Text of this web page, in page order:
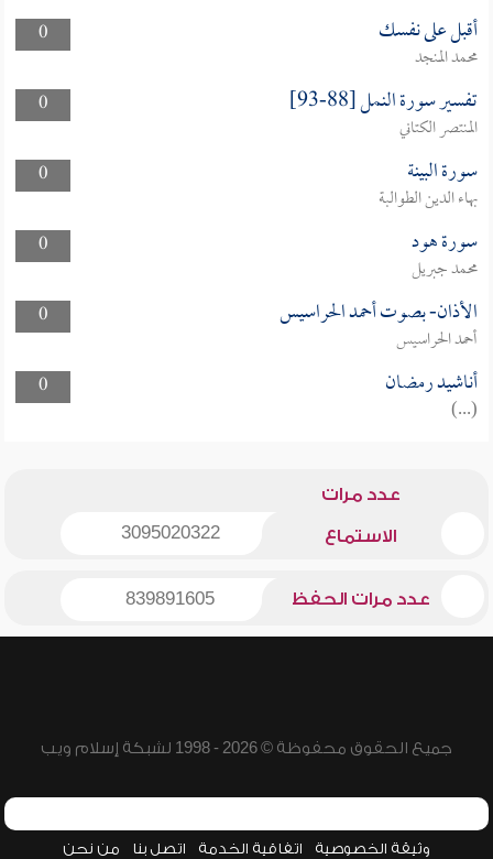
0 أقبل على نفسك
محمد المنجد
0
تفسير سورة النمل [88-93]
المنتصر الكتاني
0
سورة البينة
بهاء الدين الطوالبة
0
سورة هود
محمد جبريل
0
الأذان- بصوت أحمد الحراسيس
أحمد الحراسيس
0
أناشيد رمضان
(...)
عدد مرات
الاستماع 3095020322
عدد مرات الحفظ 839891605
جميع الحقوق محفوظة © 2026 - 1998 لشبكة إسلام ويب
وثيقة الخصوصية اتفاقية الخدمة اتصل بنا من نحن